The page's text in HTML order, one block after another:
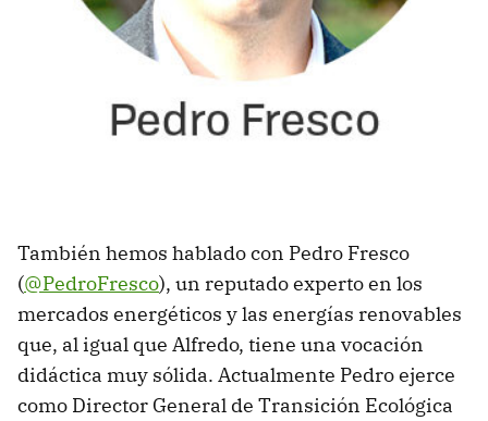
También hemos hablado con Pedro Fresco
(@PedroFresco), un reputado experto en los
mercados energéticos y las energías renovables
que, al igual que Alfredo, tiene una vocación
didáctica muy sólida. Actualmente Pedro ejerce
como Director General de Transición Ecológica